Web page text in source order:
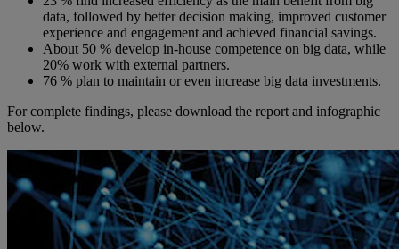
data, followed by better decision making, improved customer
experience and engagement and achieved financial savings.
About 50 % develop in-house competence on big data, while
20% work with external partners.
76 % plan to maintain or even increase big data investments.
For complete findings, please download the report and infographic
below.